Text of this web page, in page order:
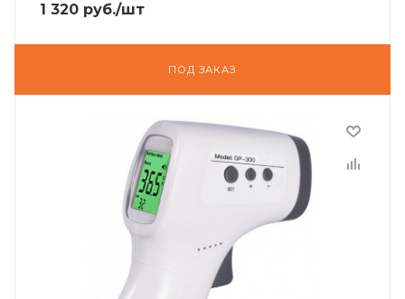
1 320 руб./шт
ПОД ЗАКАЗ